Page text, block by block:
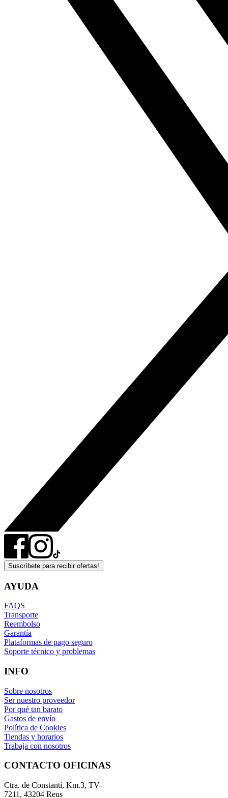
Suscríbete para recibir ofertas!
AYUDA
FAQS
Transporte
Reembolso
Garantía
Plataformas de pago seguro
Soporte técnico y problemas
INFO
Sobre nosotros
Ser nuestro proveedor
Por qué tan barato
Gastos de envío
Política de Cookies
Tiendas y horarios
Trabaja con nosotros
CONTACTO OFICINAS
Ctra. de Constantí, Km.3, TV-
7211, 43204 Reus